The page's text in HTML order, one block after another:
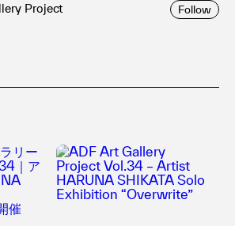
Project Follow